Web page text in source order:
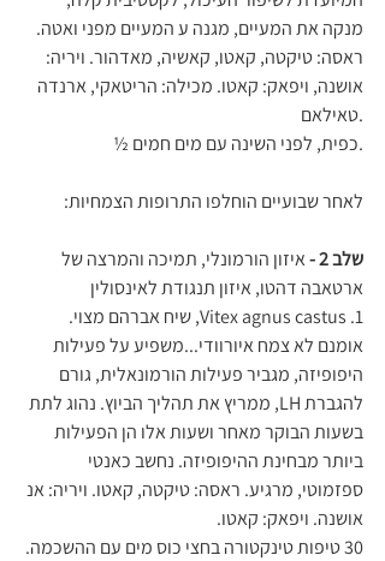
מנקה את המעיים, מגנה ע המעיים מפני ואטה.
ראסה: טיקטה, קאטו, קאשיה, מאדהור. ויריה:
אושנה, ויפאק: קאטו. מכילה: הריטאקי, ארנדה
טאילאם.
½ כפית, לפני השינה עם מים חמים.
לאחר שבועיים הוחלפו התרופות הצמחיות:
שלב 2 -
איזון הורמונלי, תמיכה והמרצה של
ארטאבה דהטו, איזון תנגודת לאינסולין
1. Vitex agnus castus, שיח אברהם מצוי.
אומנם לא צמח איורוודי...משפיע על פעילות
היפופיזה, מגביר פעילות הורמונאלית, גורם
להגברת LH, ממריץ את תהליך הביוץ. נהוג לתת
בשעות הבוקר מאחר ושעות אלו הן הפעילות
ביותר מבחינת ההיפופיזה. נחשב כאנטי
ספזמוטי, מרגיע. ראסה: טיקטה, קאטו. ויריה: אנ
אושנה. ויפאק: קאטו.
30 טיפות טינקטורה בחצי כוס מים עם ההשכמה.